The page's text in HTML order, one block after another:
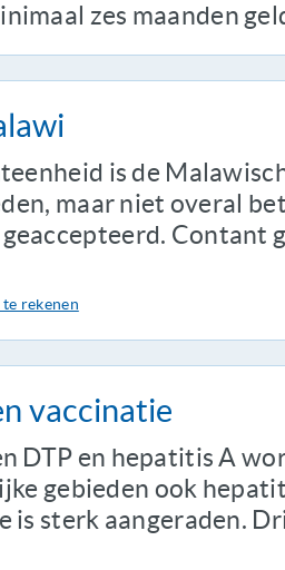
zes maanden
is de
maar niet overal
Contant
rekenen
vaccinatie
DTP en hepatitis A
gebieden ook
is sterk aangeraden.